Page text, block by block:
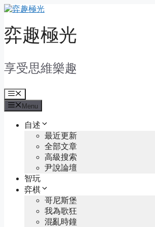
Skip
content
弈趣極光
享受思維樂趣
Menu
Menu
自述
最近更新
全部文章
高級搜索
尹說論壇
智玩
弈棋
哥尼斯堡
我為歌狂
混亂時鐘